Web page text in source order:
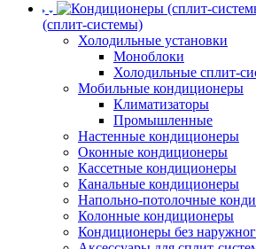
(сплит-системы)
Холодильные установки
Моноблоки
Холодильные сплит-
Мобильные кондиционеры
Климатизаторы
Промышленные
Настенные кондиционеры
Оконные кондиционеры
Кассетные кондиционеры
Канальные кондиционеры
Напольно-потолочные
Колонные кондиционеры
Кондиционеры без